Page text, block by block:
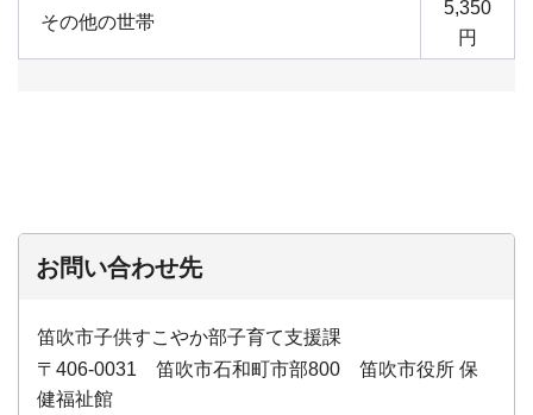
その他の世帯
5,350
円
お問い合わせ先
笛吹市子供すこやか部子育て支援課
〒406-0031 笛吹市石和町市部800 笛吹市役所 保
健福祉館